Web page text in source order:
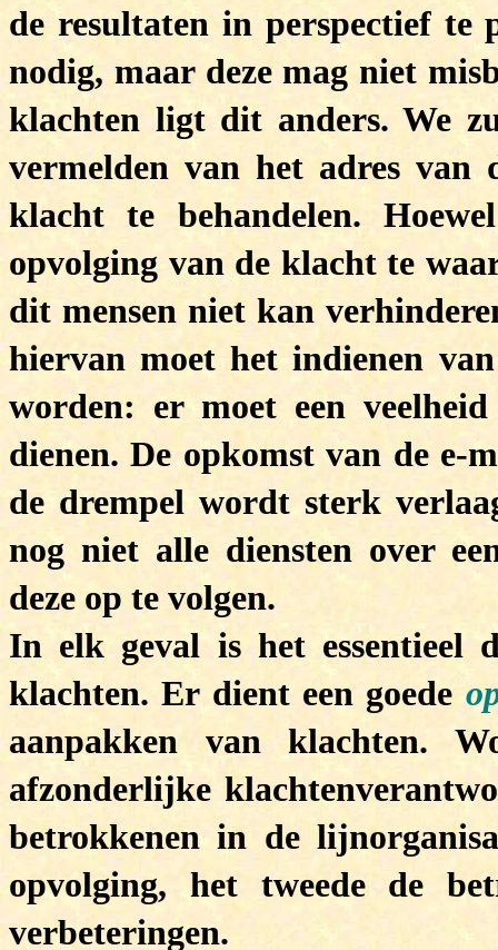
de resultaten in perspectief te
nodig, maar deze mag niet
klachten ligt dit anders. We
vermelden van het adres van
klacht te behandelen.
opvolging van de klacht te
dit mensen niet kan
hiervan moet het indienen
worden: er moet een
dienen. De opkomst van de e-
de drempel wordt sterk
nog niet alle diensten over
deze op te volgen.
In elk geval is het essentieel
klachten. Er dient een goede
aanpakken van klachten.
afzonderlijke
betrokkenen in de
opvolging, het tweede de
verbeteringen.